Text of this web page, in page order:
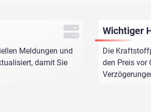
Meldungen und
damit Sie
Wichtiger
Die
den Preis vor